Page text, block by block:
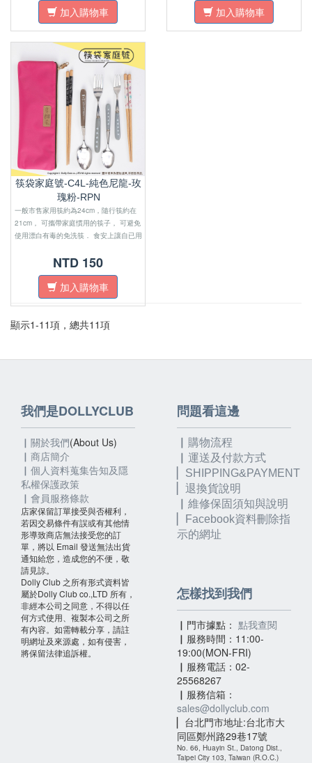
加入購物車 加入購物車
筷袋家庭號-C4L-純色尼龍-玫
瑰粉-RPN
一般市售家用筷約為24cm，隨行筷約在
21cm， 可攜帶家庭慣用的筷子， 可避免
使用漂白有毒的免洗筷． 食安上讓自已用
尺寸上適合四口之家外出使用．
NTD 150
加入購物車
顯示1-11項，總共11項
我們是DOLLYCLUB
▏關於我們(About Us)
▏ 商店簡介
▏個人資料蒐集告知及隱
私權保護政策
▏會員服務條款
店家保留訂單接受與否權利，
若因交易條件有誤或有其他情
形導致商店無法接受您的訂
單，將以 Email 發送無法出貨
通知給您，造成您的不便，敬
請見諒。
Dolly Club 之所有形式資料皆
屬於Dolly Club co.,LTD 所有，
非經本公司之同意，不得以任
何方式使用、複製本公司之所
有內容。如需轉載分享，請註
明網址及來源處，如有侵害，
將保留法律追訴權。
問題看這邊
▏購物流程
▏運送及付款方式
▏SHIPPING&PAYMENT
▏退換貨說明
▏維修保固須知與說明
Facebook資料刪除指
示的網址
怎樣找到我們
▏門市據點： 點我查閱
▏服務時間：11:00-
19:00(MON-FRI)
▏服務電話：02-
25568267
▏服務信箱：
sales@dollyclub.com
▏台北門市地址:台北市大
同區鄭州路29巷17號
No. 66, Huayin St., Datong Dist.,
Taipei City 103, Taiwan (R.O.C.)